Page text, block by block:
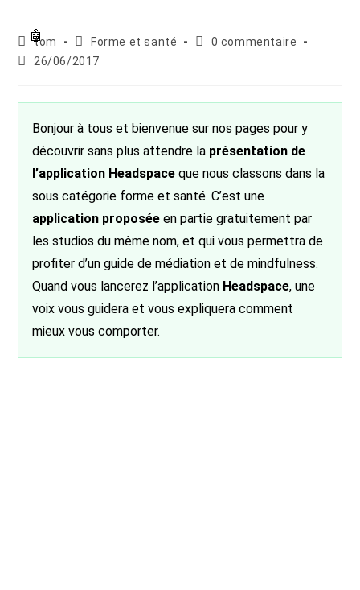
Auteur/autrice
de
tom
Post
category:
Forme et santé
Commentaires
0 commentaire
Publication
26/06/2017
Bonjour à tous et bienvenue sur nos pages pour y
découvrir sans plus attendre la présentation de
l’application Headspace que nous classons dans la
sous catégorie forme et santé. C’est une
application proposée en partie gratuitement par
les studios du même nom, et qui vous permettra de
profiter d’un guide de médiation et de mindfulness.
Quand vous lancerez l’application Headspace, une
voix vous guidera et vous expliquera comment
mieux vous comporter.